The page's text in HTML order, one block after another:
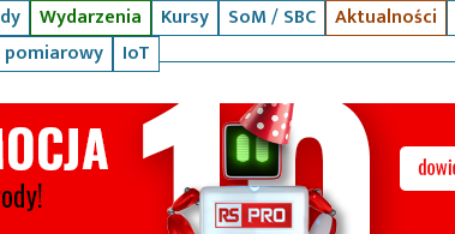
Wydarzenia Kursy SoM / SBC Aktualności
pomiarowy
IoT